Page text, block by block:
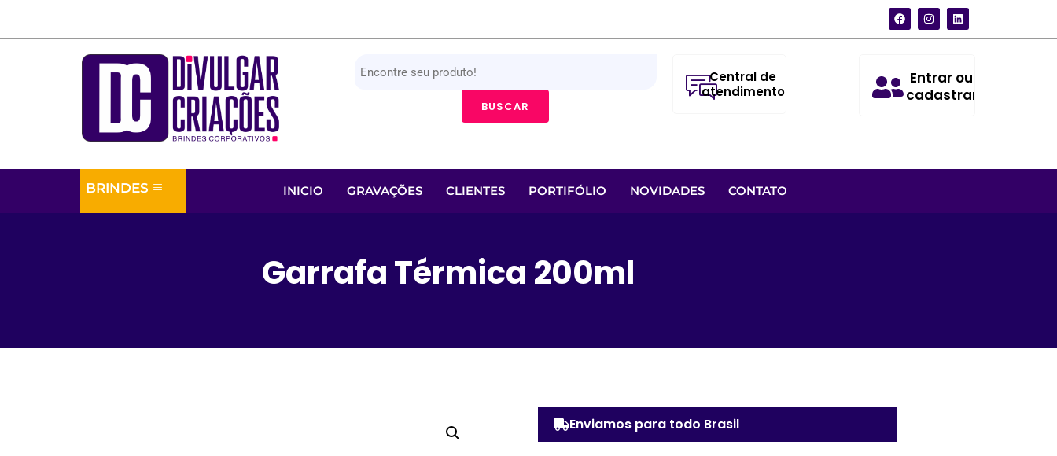
BUSCAR
Central de
atendimento
Entrar ou
cadastrar
BRINDES INICIO GRAVAÇÕES CLIENTES PORTIFÓLIO NOVIDADES CONTATO
Garrafa Térmica 200ml
Enviamos para todo Brasil